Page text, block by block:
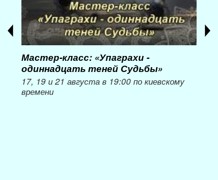
Мастер-класс: «Упаграхи -
одиннадцать теней Судьбы»
17, 19 и 21 августа в 19:00 по киевскому
времени